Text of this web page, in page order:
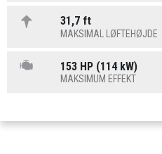
31,7 ft
MAKSIMAL LØFTEHØJDE
153 HP (114 kW)
MAKSIMUM EFFEKT